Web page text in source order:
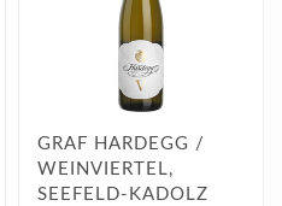
GRAF HARDEGG /
WEINVIERTEL,
SEEFELD-KADOLZ